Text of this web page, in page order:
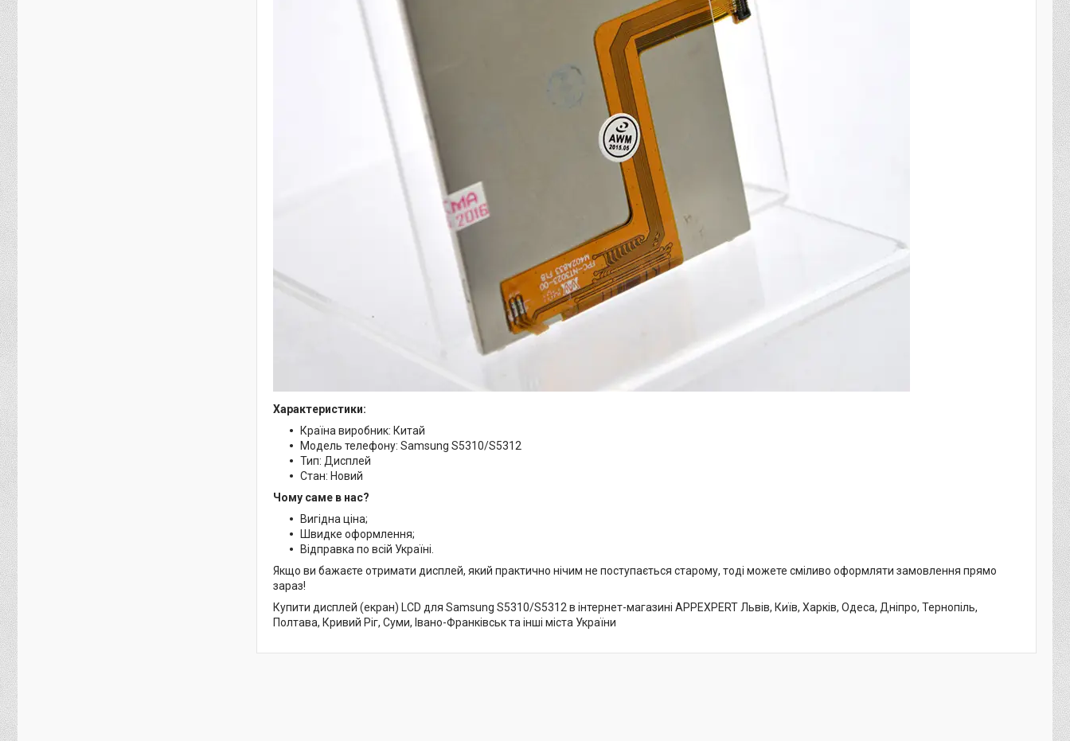
Характеристики:
Країна виробник: Китай
Модель телефону: Samsung S5310/S5312
Тип: Дисплей
Стан: Новий
Чому саме в нас?
Вигідна ціна;
Швидке оформлення;
Відправка по всій Україні.
Якщо ви бажаєте отримати дисплей, який практично нічим не поступається старому, тоді можете сміливо оформляти замовлення прямо
зараз!
Купити дисплей (екран) LCD для Samsung S5310/S5312 в інтернет-магазині APPEXPERT Львів, Київ, Харків, Одеса, Дніпро, Тернопіль,
Полтава, Кривий Ріг, Суми, Івано-Франківськ та інші міста України